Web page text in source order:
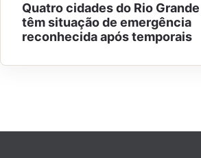
Quatro cidades do Rio
têm situação de emergência
reconhecida após temporais